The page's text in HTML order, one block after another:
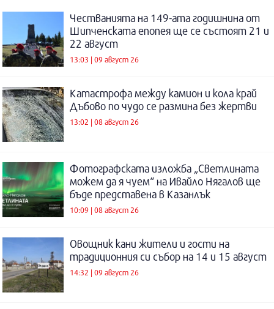
Честванията на 149-ата годишнина от
Шипченската епопея ще се състоят 21 и
22 август
13:03 | 09 август 26
Катастрофа между камион и кола край
Дъбово по чудо се размина без жертви
13:02 | 08 август 26
Фотографската изложба „Светлината
можем да я чуем“ на Ивайло Нягалов ще
бъде представена в Казанлък
10:09 | 08 август 26
Овощник кани жители и гости на
традиционния си събор на 14 и 15 август
14:32 | 09 август 26